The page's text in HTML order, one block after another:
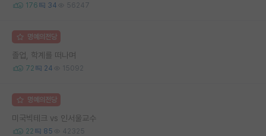
176 34 56247
명예의전당
졸업, 학계를 떠나며
72 24 15092
명예의전당
미국빅테크 vs 인서울교수
22 85 42325